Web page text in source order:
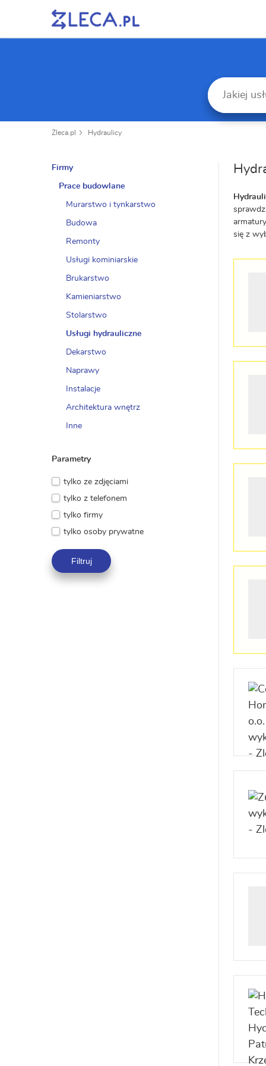
Zleca.pl Hydraulicy
się z
Firmy
Prace budowlane
Murarstwo i tynkarstwo
Budowa
Remonty
Usługi kominiarskie
Brukarstwo
Kamieniarstwo
Stolarstwo
Usługi hydrauliczne
Dekarstwo
Naprawy
Instalacje
Architektura wnętrz
Inne
Parametry
tylko ze zdjęciami
tylko z telefonem
tylko firmy
tylko osoby prywatne
Filtruj